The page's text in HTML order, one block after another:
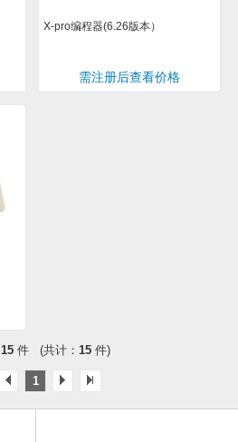
X-pro编程器(6.26版本）
需注册后查看价格
15 件 (共计： 15 件)
1